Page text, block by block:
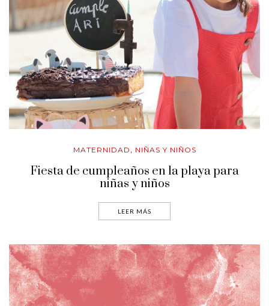
MATERNIDAD , NIÑAS Y NIÑOS
Fiesta de cumpleaños en la playa para
niñas y niños
LEER MÁS